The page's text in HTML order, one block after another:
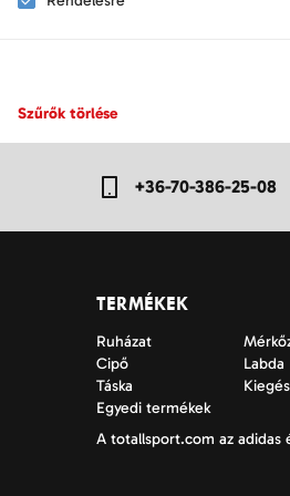
2XL
34-36 (XS)
35-38 (S)
Szűrők törlése
+36-70-386-25-08
TERMÉKEK
Ruházat
Cipő
Labda
Táska
Egyedi termékek
A totallsport.com az adidas